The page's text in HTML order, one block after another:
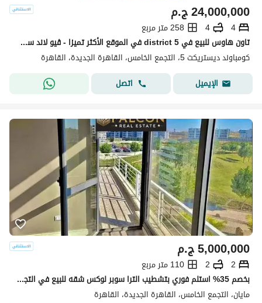
ج.م24,000,000
4
4
258 متر مربع
تاون هاوس للبيع في district 5 في الموقع الأكثر تميزا - ڤيو لاند سكيب جهه بحري مباني بحديقة خاصة - استلام فوري -
كومباوند ديستريكت 5، التجمع الخامس، القاهرة الجديدة، القاهرة
الإيميل
اتصل
ج.م5,000,000
2
2
110 متر مربع
بخصم 35% استلم فوري بتشطيب الترا سوبر لوكس شقه للبيع في التجمع الخامس كمبوند مايان Mayan new cairo امام الرحاب بجوار كريك تاون والمطار دقائق من AUC
مايان، التجمع الخامس، القاهرة الجديدة، القاهرة